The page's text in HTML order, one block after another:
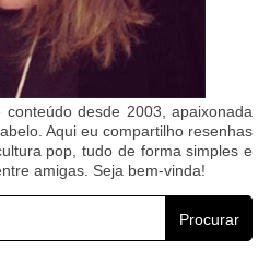
desde 2003, apaixonada
Aqui eu compartilho resenhas
pop, tudo de forma simples e
amigas. Seja bem-vinda!
Procurar